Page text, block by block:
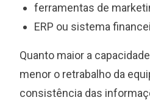
ferramentas de
ERP ou sistema
Quanto maior a
menor o retrabalho da
consistência das